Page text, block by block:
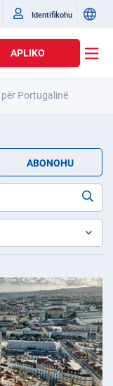
Identifikohu
APLIKO
Portugalinë
ABONOHU